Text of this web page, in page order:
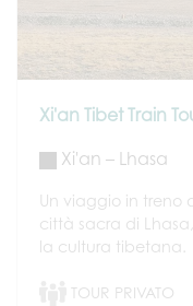
Xi'an Tibet Train
Xi'an – Lhasa
Un viaggio in
città sacra di
la cultura tibetana.
TOUR PRIVATO